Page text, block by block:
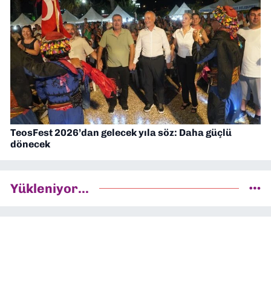
TeosFest 2026’dan gelecek yıla söz: Daha güçlü
dönecek
Yükleniyor...